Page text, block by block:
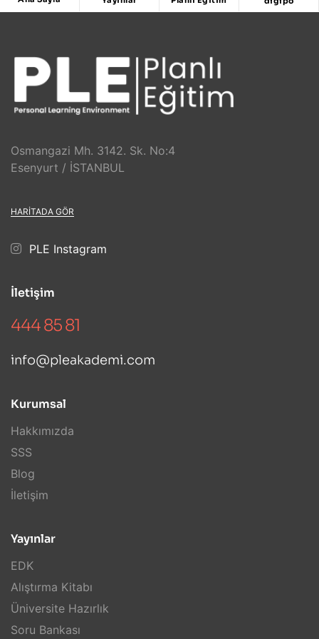
Osmangazi Mh. 3142. Sk. No:4
Esenyurt / İSTANBUL
HARITADA GÖR
PLE Instagram
İletişim
444 85 81
info@pleakademi.com
Kurumsal
Hakkımızda
SSS
Blog
İletişim
Yayınlar
EDK
Alıştırma Kitabı
Üniversite Hazırlık
Soru Bankası